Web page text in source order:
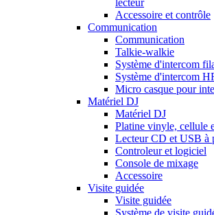
lecteur
Accessoire et contrôle
Communication
Communication
Talkie-walkie
Système d'intercom
Système d'intercom
Micro casque pour
Matériel DJ
Matériel DJ
Platine vinyle, cellule
Lecteur CD et USB à
Controleur et logiciel
Console de mixage
Accessoire
Visite guidée
Visite guidée
Système de visite